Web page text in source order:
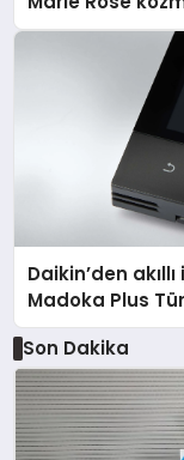
Daikin’den
Madoka Plus
Son Dakika